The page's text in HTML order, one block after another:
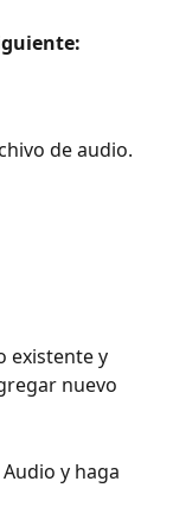
de audio.
existente y
nuevo
y haga